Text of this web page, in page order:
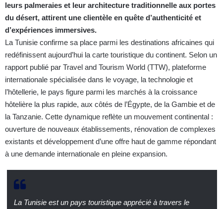
leurs palmeraies et leur architecture traditionnelle aux portes
du désert, attirent une clientèle en quête d’authenticité et
d’expériences immersives.
La Tunisie confirme sa place parmi les destinations africaines qui
redéfinissent aujourd’hui la carte touristique du continent. Selon un
rapport publié par Travel and Tourism World (TTW), plateforme
internationale spécialisée dans le voyage, la technologie et
l’hôtellerie, le pays figure parmi les marchés à la croissance
hôtelière la plus rapide, aux côtés de l’Égypte, de la Gambie et de
la Tanzanie. Cette dynamique reflète un mouvement continental :
ouverture de nouveaux établissements, rénovation de complexes
existants et développement d’une offre haut de gamme répondant
à une demande internationale en pleine expansion.
La Tunisie est un pays touristique apprécié à travers le